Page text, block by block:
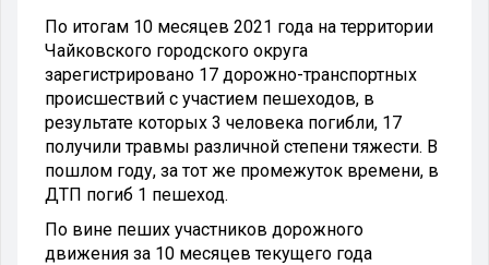
По итогам 10 месяцев 2021 года на территории
Чайковского городского округа
зарегистрировано 17 дорожно-транспортных
происшествий с участием пешеходов, в
результате которых 3 человека погибли, 17
получили травмы различной степени тяжести. В
пошлом году, за тот же промежуток времени, в
ДТП погиб 1 пешеход.
По вине пеших участников дорожного
движения за 10 месяцев текущего года